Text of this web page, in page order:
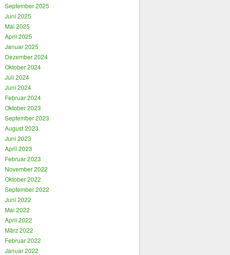
September 2025
Juni 2025
Mai 2025
April 2025
Januar 2025
Dezember 2024
Oktober 2024
Juli 2024
Juni 2024
Februar 2024
Oktober 2023
September 2023
August 2023
Juni 2023
April 2023
Februar 2023
November 2022
Oktober 2022
September 2022
Juni 2022
Mai 2022
April 2022
März 2022
Februar 2022
Januar 2022